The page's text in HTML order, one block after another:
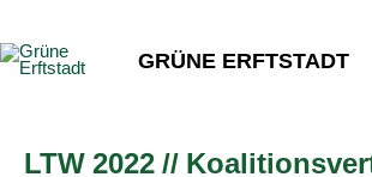
springen
GRÜNE ERFTSTADT
LTW 2022 //